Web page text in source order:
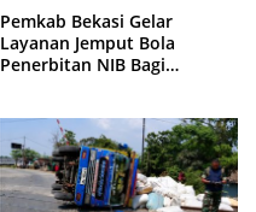
Pemkab Bekasi Gelar
Layanan Jemput Bola
Penerbitan NIB Bagi